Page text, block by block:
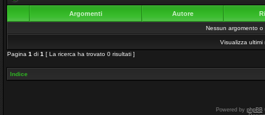
Argomenti Autore
Nessun argomento o
Visualizza ultimi
Pagina 1 di 1 [ La ricerca ha trovato 0 risultati ]
Indice
Powered by phpBB